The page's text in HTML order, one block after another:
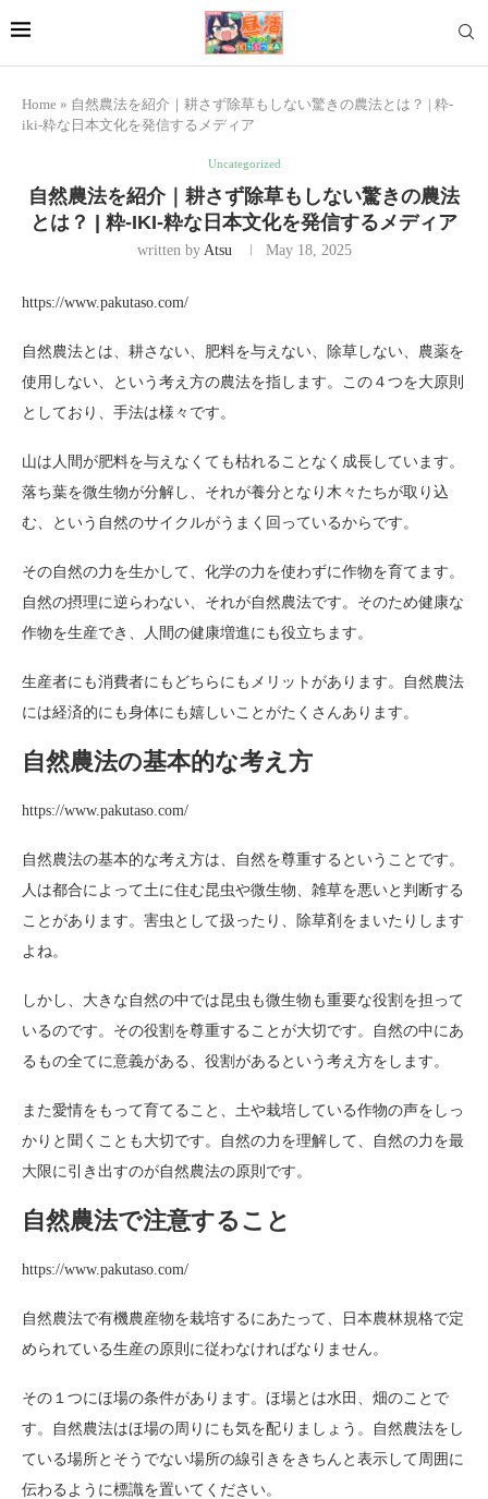
Home » 自然農法を紹介｜耕さず除草もしない驚きの農法とは？ | 粋-
iki-粋な日本文化を発信するメディア
Uncategorized
自然農法を紹介｜耕さず除草もしない驚きの農法
とは？ | 粋-IKI-粋な日本文化を発信するメディア
written by Atsu May 18, 2025
https://www.pakutaso.com/
自然農法とは、耕さない、肥料を与えない、除草しない、農薬を
使用しない、という考え方の農法を指します。この４つを大原則
としており、手法は様々です。
山は人間が肥料を与えなくても枯れることなく成長しています。
落ち葉を微生物が分解し、それが養分となり木々たちが取り込
む、という自然のサイクルがうまく回っているからです。
その自然の力を生かして、化学の力を使わずに作物を育てます。
自然の摂理に逆らわない、それが自然農法です。そのため健康な
作物を生産でき、人間の健康増進にも役立ちます。
生産者にも消費者にもどちらにもメリットがあります。自然農法
には経済的にも身体にも嬉しいことがたくさんあります。
自然農法の基本的な考え方
https://www.pakutaso.com/
自然農法の基本的な考え方は、自然を尊重するということです。
人は都合によって土に住む昆虫や微生物、雑草を悪いと判断する
ことがあります。害虫として扱ったり、除草剤をまいたりします
よね。
しかし、大きな自然の中では昆虫も微生物も重要な役割を担って
いるのです。その役割を尊重することが大切です。自然の中にあ
るもの全てに意義がある、役割があるという考え方をします。
また愛情をもって育てること、土や栽培している作物の声をしっ
かりと聞くことも大切です。自然の力を理解して、自然の力を最
大限に引き出すのが自然農法の原則です。
自然農法で注意すること
https://www.pakutaso.com/
自然農法で有機農産物を栽培するにあたって、日本農林規格で定
められている生産の原則に従わなければなりません。
その１つにほ場の条件があります。ほ場とは水田、畑のことで
す。自然農法はほ場の周りにも気を配りましょう。自然農法をし
ている場所とそうでない場所の線引きをきちんと表示して周囲に
伝わるように標識を置いてください。